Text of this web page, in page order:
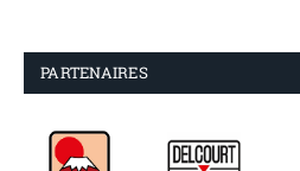
PARTENAIRES